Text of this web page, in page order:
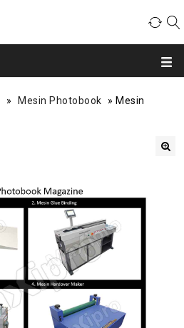
» Mesin Photobook » Mesin